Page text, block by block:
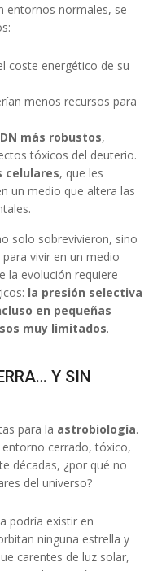
entornos normales, se
coste energético de su
menos recursos para
más robustos,
tóxicos del deuterio.
celulares, que les
un medio que altera las
solo sobrevivieron, sino
para vivir en un medio
la evolución requiere
la presión selectiva
en pequeñas
muy limitados.
Y SIN
para la astrobiología.
entorno cerrado, tóxico,
décadas, ¿por qué no
del universo?
podría existir en
ninguna estrella y
carentes de luz solar,